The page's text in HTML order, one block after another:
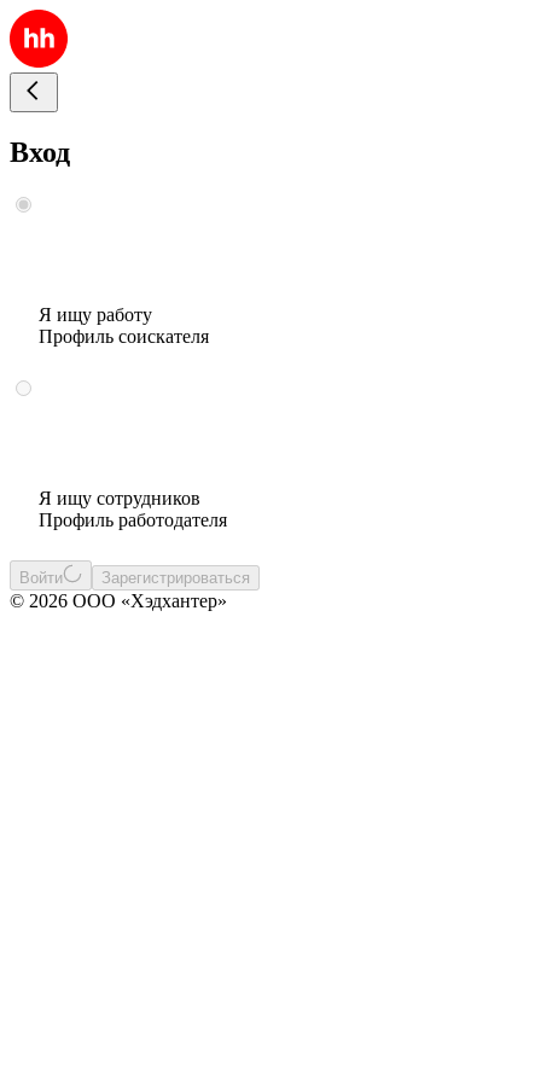
Вход
Я ищу работу
Профиль соискателя
Я ищу сотрудников
Профиль работодателя
Войти Зарегистрироваться
© 2026 ООО «Хэдхантер»